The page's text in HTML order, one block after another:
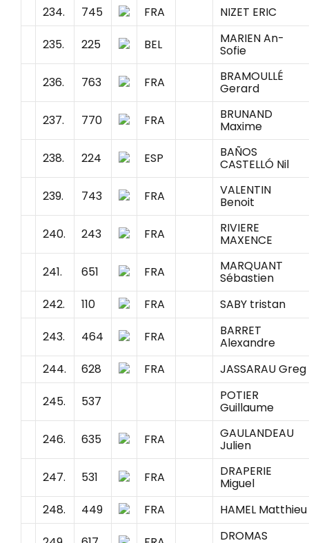
234.
745 FRA NIZET ERIC
235. 225 BEL MARIEN An-
Sofie
236.
763 FRA BRAMOULLÉ
Gerard
237.
770 FRA BRUNAND
Maxime
238.
224 ESP BAÑOS
CASTELLÓ Nil
239.
743 FRA VALENTIN
Benoit
240.
243 FRA RIVIERE
MAXENCE
241.
651 FRA MARQUANT
Sébastien
242.
110 FRA SABY tristan
243. 464 FRA BARRET
Alexandre
244.
628 FRA JASSARAU Greg
245. 537 POTIER
Guillaume
246.
635 FRA GAULANDEAU
Julien
247.
531 FRA DRAPERIE
Miguel
248.
449 FRA HAMEL Matthieu
DROMAS